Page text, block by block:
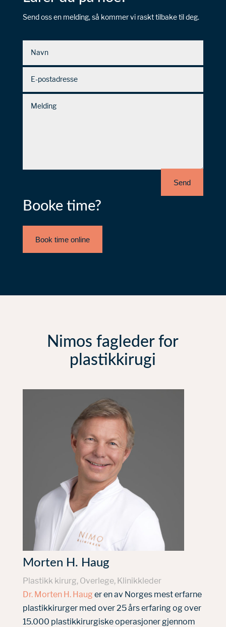
Send oss en melding, så kommer vi raskt tilbake til deg.
Send
Booke time?
Book time online
Nimos fagleder for
plastikkirugi
Morten H. Haug
Plastikk kirurg, Overlege, Klinikkleder
Dr. Morten H. Hauger en av Norges mest erfarne
plastikkirurger med over 25 års erfaring og over
15.000 plastikkirurgiske operasjoner gjennom